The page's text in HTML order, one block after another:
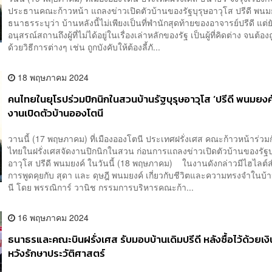
ประธานคณะก้าวหน้า แถลงข่าวเปิดตัวบ้านของรัฐบุรุษอาวุโส ปรีดี พน
ธนาธรระบุว่า บ้านหลังนี้ไม่เพียงเป็นที่พำนักสุดท้ายของอาจารย์ปรีดี แต่
อนุสรณ์สถานถึงผู้ที่ไม่ได้อยู่ในเรื่องเล่าหลักของรัฐ เป็นผู้ที่คิดต่าง จนต้อง
ด้วยวิธีการต่างๆ เช่น ถูกบังคับให้ต้องลี้ภั...
18 พฤษภาคม 2024
คนไทยในยุโรปร่วมปิกนิกในสวนบ้านรัฐบุรุษอาวุโส ‘ปรีดี พนมยง
งานเปิดตัวบ้านอองโตนี
วานนี้ (17 พฤษภาคม) ที่เมืองอองโตนี ประเทศฝรั่งเศส คณะก้าวหน้าร่ว
ไทยในฝรั่งเศสจัดงานปิกนิกในสวน ก่อนการแถลงข่าวเปิดตัวบ้านของรัฐ
อาวุโส ปรีดี พนมยงค์ ในวันนี้ (18 พฤษภาคม) ในงานดังกล่าวมีไฮไล
การพูดคุยกับ สุดา และ ดุษฎี พนมยงค์ เกี่ยวกับชีวิตและความทรงจำในบ้
นี โดย พรรณิการ์ วานิช กรรมการบริหารคณะก้า...
16 พฤษภาคม 2024
ธนาธรและคณะบินฝรั่งเศส รับมอบบ้านเดิมปรีดี หลังซื้อไว้ด้วยเงิ
หวังรักษาประวัติศาสตร์